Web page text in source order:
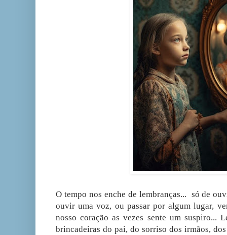
O tempo nos enche de lembranças... só de
ouvir uma voz, ou passar por algum lugar,
nosso coração as vezes sente um suspiro...
brincadeiras do pai, do sorriso dos irmãos,